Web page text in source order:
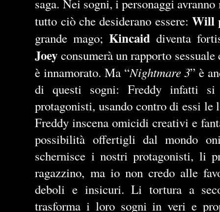
saga. Nei sogni, i personaggi
tutto ciò che desiderano essere: Will
grande mago;Kincaid diventa
Joey consumerà un rapporto
è innamorato. Ma “Nightmare 3” è
di questi sogni: Freddy infatti si
protagonisti, usando contro di essi le
Freddy inscena omicidi creativi e
possibilità offertigli dal mondo
schernisce i nostri protagonisti, li
ragazzino, ma io non credo alle
deboli e insicuri. Li tortura a
trasforma i loro sogni in veri e